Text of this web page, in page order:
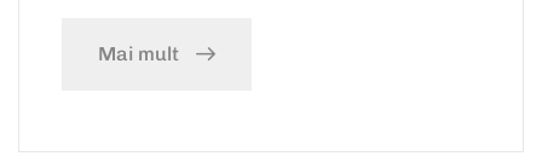
Mai mult